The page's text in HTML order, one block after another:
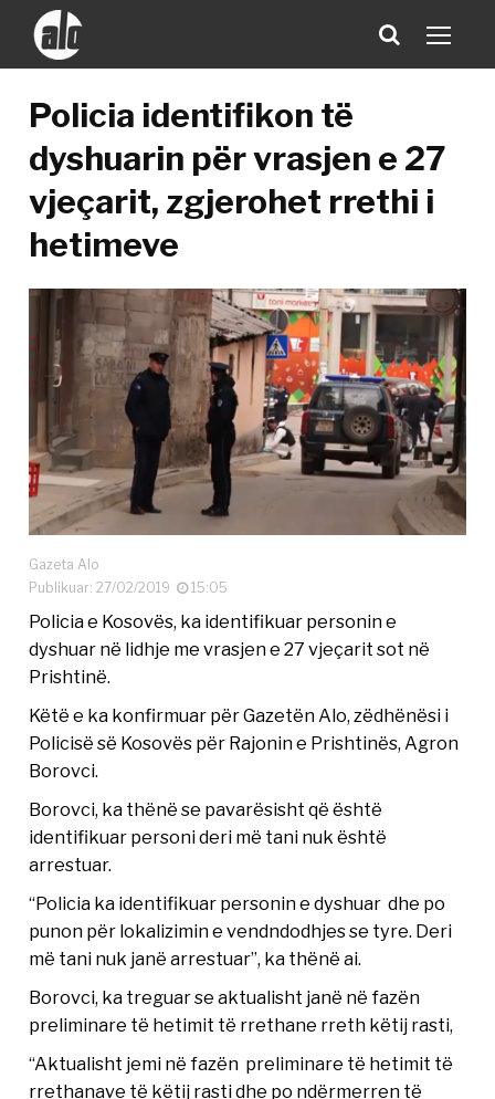
Policia identifikon të
dyshuarin për vrasjen e 27
vjeçarit, zgjerohet rrethi i
hetimeve
Gazeta Alo
Publikuar: 27/02/2019
15:05
Policia e Kosovës, ka identifikuar personin e
dyshuar në lidhje me vrasjen e 27 vjeçarit sot në
Prishtinë.
Këtë e ka konfirmuar për Gazetën Alo, zëdhënësi i
Policisë së Kosovës për Rajonin e Prishtinës, Agron
Borovci.
Borovci, ka thënë se pavarësisht që është
identifikuar personi deri më tani nuk është
arrestuar.
“Policia ka identifikuar personin e dyshuar dhe po
punon për lokalizimin e vendndodhjes se tyre. Deri
më tani nuk janë arrestuar”, ka thënë ai.
Borovci, ka treguar se aktualisht janë në fazën
preliminare të hetimit të rrethane rreth këtij rasti,
“Aktualisht jemi në fazën preliminare të hetimit të
rrethanave të këtij rasti dhe po ndërmerren të